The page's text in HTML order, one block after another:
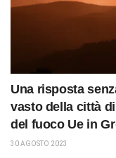
Una risposta
vasto della città
del fuoco Ue in
30 AGOSTO 2023